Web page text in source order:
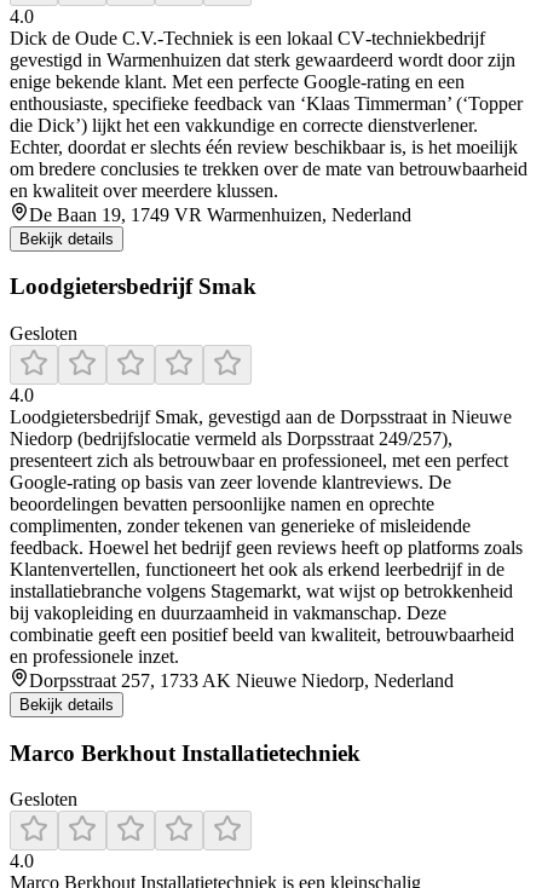
4.0
Dick de Oude C.V.-Techniek is een lokaal CV‑techniekbedrijf
gevestigd in Warmenhuizen dat sterk gewaardeerd wordt door zijn
enige bekende klant. Met een perfecte Google-rating en een
enthousiaste, specifieke feedback van ‘Klaas Timmerman’ (‘Topper
die Dick’) lijkt het een vakkundige en correcte dienstverlener.
Echter, doordat er slechts één review beschikbaar is, is het moeilijk
om bredere conclusies te trekken over de mate van betrouwbaarheid
en kwaliteit over meerdere klussen.
De Baan 19, 1749 VR Warmenhuizen, Nederland
Bekijk details
Loodgietersbedrijf Smak
Gesloten
4.0
Loodgietersbedrijf Smak, gevestigd aan de Dorpsstraat in Nieuwe
Niedorp (bedrijfslocatie vermeld als Dorpsstraat 249/257),
presenteert zich als betrouwbaar en professioneel, met een perfect
Google-rating op basis van zeer lovende klantreviews. De
beoordelingen bevatten persoonlijke namen en oprechte
complimenten, zonder tekenen van generieke of misleidende
feedback. Hoewel het bedrijf geen reviews heeft op platforms zoals
Klantenvertellen, functioneert het ook als erkend leerbedrijf in de
installatiebranche volgens Stagemarkt, wat wijst op betrokkenheid
bij vakopleiding en duurzaamheid in vakmanschap. Deze
combinatie geeft een positief beeld van kwaliteit, betrouwbaarheid
en professionele inzet.
Dorpsstraat 257, 1733 AK Nieuwe Niedorp, Nederland
Bekijk details
Marco Berkhout Installatietechniek
Gesloten
4.0
Marco Berkhout Installatietechniek is een kleinschalig